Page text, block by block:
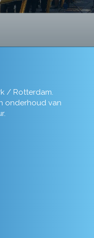
/ Rotterdam.
onderhoud van